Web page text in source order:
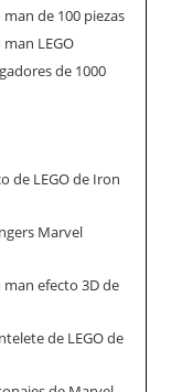
de 100 piezas
LEGO
de 1000
de LEGO de Iron
Marvel
man efecto 3D de
de LEGO de